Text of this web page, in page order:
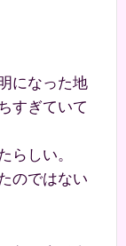
になった地
すぎていて
らしい。
のではない